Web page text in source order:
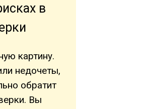
в
картину.
недочеты,
обратит
Вы